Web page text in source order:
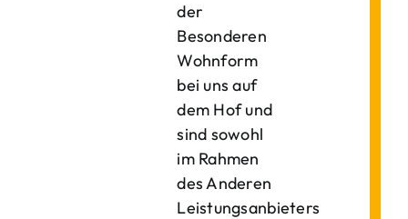
der
Besonderen
Wohnform
bei uns auf
dem Hof und
sind sowohl
im Rahmen
des Anderen
Leistungsanbieters